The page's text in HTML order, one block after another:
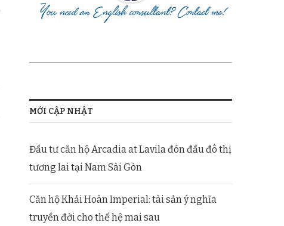
MỚI CẬP NHẬT
Đầu tư căn hộ Arcadia at Lavila đón đầu đô thị
tương lai tại Nam Sài Gòn
Căn hộ Khải Hoàn Imperial: tài sản ý nghĩa
truyền đời cho thế hệ mai sau